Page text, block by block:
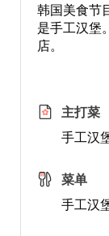
韩国美食节
是手工汉堡
店。
主打菜
手工汉
菜单
手工汉